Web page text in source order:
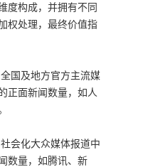
度构成，并拥有不同
权处理，最终价值指
国及地方官方主流媒
正面新闻数量，如人
会化大众媒体报道中
数量，如腾讯、新